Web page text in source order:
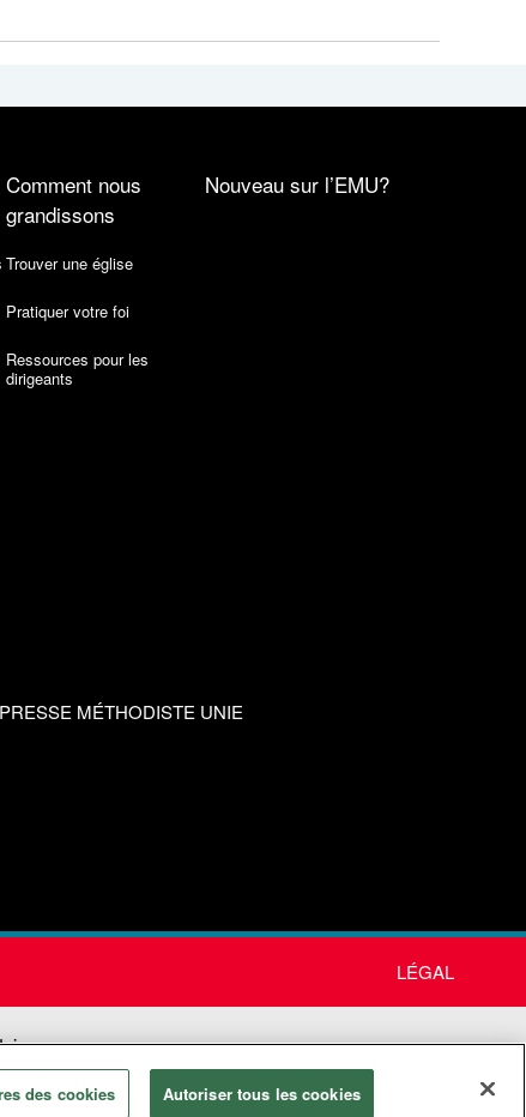
Comment nous
grandissons
Trouver une église
Pratiquer votre foi
Ressources pour les
dirigeants
Nouveau sur l’EMU?
MÉTHODISTE UNIE
LÉGAL
des cookies Autoriser tous les cookies